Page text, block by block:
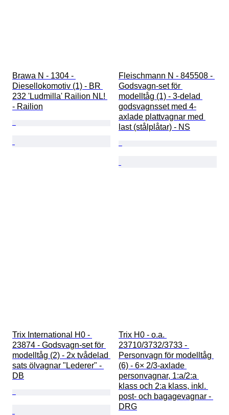
Brawa N - 1304 -
Diesellokomotiv (1) - BR
232 'Ludmilla' Railion NL!
- Railion
Fleischmann N - 845508 -
Godsvagn-set för
modelltåg (1) - 3-delad
godsvagnsset med 4-
axlade plattvagnar med
last (stålplåtar) - NS
Trix International H0 -
23874 - Godsvagn-set för
modelltåg (2) - 2x tvådelad
sats ölvagnar "Lederer" -
DB
Trix H0 - o.a.
23710/3732/3733 -
Personvagn för modelltåg
(6) - 6× 2/3-axlade
personvagnar, 1:a/2:a
klass och 2:a klass, inkl.
post- och bagagevagnar -
DRG